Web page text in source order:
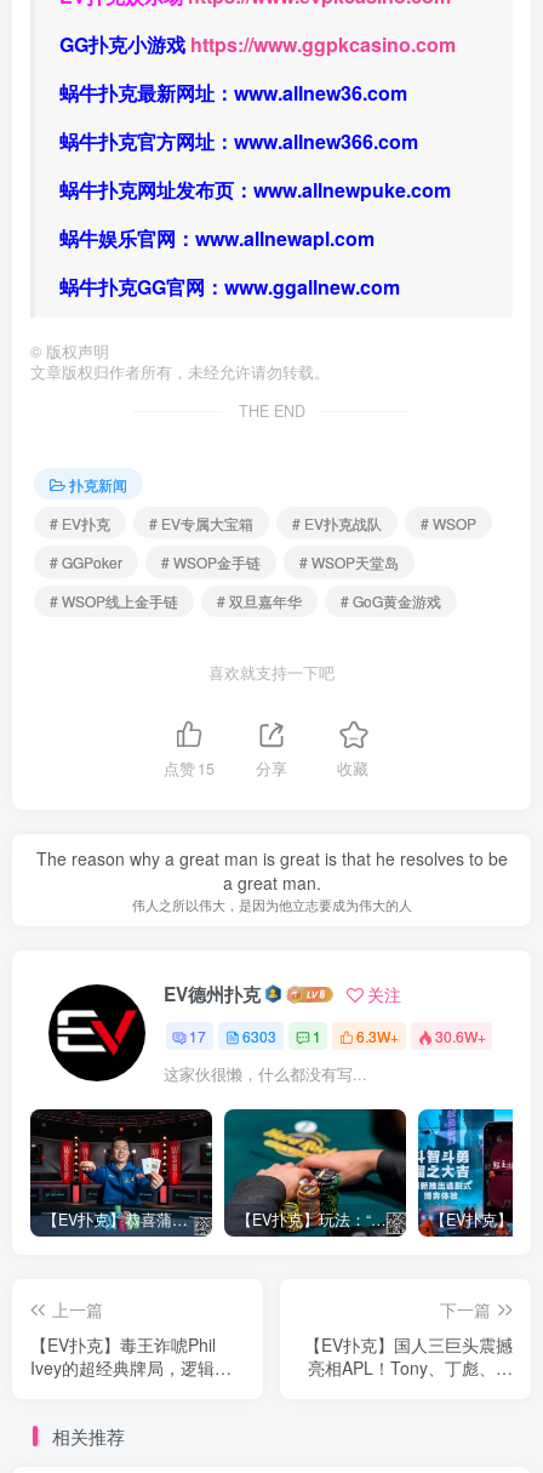
GG扑克小游戏 https://www.ggpkcasino.com
蜗牛扑克最新网址： www.allnew36.com
蜗牛扑克官方网址： www.allnew366.com
蜗牛扑克网址发布页： www.allnewpuke.com
蜗牛娱乐官网： www.allnewapl.com
蜗牛扑克GG官网： www.ggallnew.com
© 版权声明
文章版权归作者所有，未经允许请勿转载。
THE END
扑克新闻
# EV扑克
# EV专属大宝箱 # EV扑克战队
# WSOP
# GGPoker
# WSOP金手链
# WSOP天堂岛
# WSOP线上金手链
# 双旦嘉年华 # GoG黄金游戏
喜欢就支持一下吧
点赞15 分享 收藏
The reason why a great man is great is that he resolves to be
a great man.
伟人之所以伟大，是因为他立志要成为伟大的人
EV德州扑克 关注
17 6303 1 6.3W+ 30.6W+
这家伙很懒，什么都没有写...
【EV扑克】恭喜蒲蔚然赛事#65夺冠，收获国人2023WSOP第六条金手链，奖金93万刀！ 【EV扑克】玩法：“松弱鱼/松凶鱼打法”的基本攻略
上一篇
【EV扑克】毒王诈唬Phil
Ivey的超经典牌局，逻辑和
下一篇
【EV扑克】国人三巨头震撼
亮相APL！Tony、丁彪、陈
相关推荐